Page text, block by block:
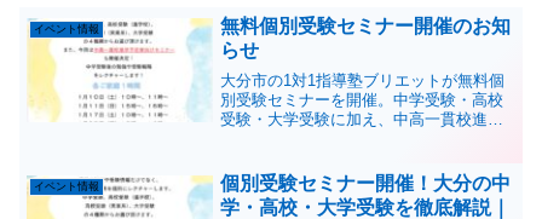
イベント情報
無料個別受験セミナー開催のお知
らせ
大分市の1対1指導塾ブリエットが無料個
別受験セミナーを開催。中学受験・高校
受験・大学受験に加え、中高一貫校進学
イベント情報
個別受験セミナー開催！大分の中
学・高校・大学受験を徹底解説｜